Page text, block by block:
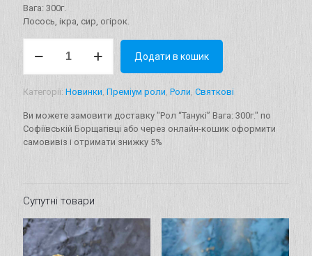
Вага: 300г.
Лосось, ікра, сир, огірок.
"Танукі"
кількість
Додати в кошик
Категорії: Новинки, Преміум роли, Роли, Святкові
Ви можете замовити доставку "Рол “Танукі” Вага: 300г." по
Софіївській Борщагівці або через онлайн-кошик оформити
самовивіз і отримати знижку 5%
Супутні товари